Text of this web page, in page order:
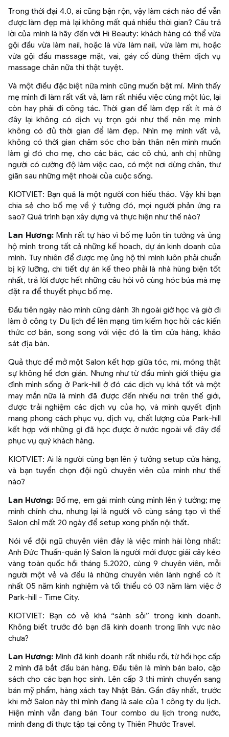
Trong thời đại 4.0, ai cũng bận rộn, vậy làm cách nào để vẫn
được làm đẹp mà lại không mất quá nhiều thời gian? Câu trả
lời của mình là hãy đến với Hi Beauty: khách hàng có thể vừa
gội đầu vừa làm nail, hoặc là vừa làm nail, vừa làm mi, hoặc
vừa gội đầu massage mặt, vai, gáy cổ dùng thêm dịch vụ
massage chân nữa thì thật tuyệt.
Và một điều đặc biệt nữa mình cũng muốn bật mí. Mình thấy
mẹ mình đi làm rất vất vả, làm rất nhiều việc cùng một lúc, lại
còn hay phải đi công tác. Thời gian để làm đẹp rất ít mà ở
đây lại không có dịch vụ trọn gói như thế nên mẹ mình
không có đủ thời gian để làm đẹp. Nhìn mẹ mình vất vả,
không có thời gian chăm sóc cho bản thân nên mình muốn
làm gì đó cho mẹ, cho các bác, các cô chú, anh chị những
người có cường độ làm việc cao, có một nơi dừng chân, thư
giãn sau những mệt nhoài của cuộc sống.
KIOTVIET: Bạn quả là một người con hiếu thảo. Vậy khi bạn
chia sẻ cho bố mẹ về ý tưởng đó, mọi người phản ứng ra
sao? Quá trình bạn xây dựng và thực hiện như thế nào?
Lan Hương: Mình rất tự hào vì bố mẹ luôn tin tưởng và ủng
hộ mình trong tất cả những kế hoach, dự án kinh doanh của
mình. Tuy nhiên để được mẹ ủng hộ thì mình luôn phải chuẩn
bị kỹ lưỡng, chi tiết dự án kế theo phải là nhà hùng biện tốt
nhất, trả lời được hết những câu hỏi vô cùng hóc búa mà mẹ
đặt ra để thuyết phục bố mẹ.
Đầu tiên ngày nào mình cũng dành 3h ngoài giờ học và giờ đi
làm ở công ty Du lịch để lên mạng tìm kiếm học hỏi các kiến
thức cơ bản, song song với việc đó là tìm cửa hàng, khảo
sát địa bàn.
Quả thực để mở một Salon kết hợp giữa tóc, mi, móng thật
sự không hề đơn giản. Nhưng như từ đầu mình giới thiệu gia
đình mình sống ở Park-hill ở đó các dịch vụ khá tốt và một
may mắn nữa là mình đã được đến nhiều nơi trên thế giới,
được trải nghiệm các dịch vụ của họ, và mình quyết định
mang phong cách phục vụ, dịch vụ, chất lượng của Park-hill
kết hợp với những gì đã học được ở nước ngoài về đây để
phục vụ quý khách hàng.
KIOTVIET: Ai là người cùng bạn lên ý tưởng setup cửa hàng,
và bạn tuyển chọn đội ngũ chuyên viên của mình như thế
nào?
Lan Hương: Bố mẹ, em gái mình cùng mình lên ý tưởng; mẹ
mình chỉnh chu, nhưng lại là người vô cùng sáng tạo vì thế
Salon chỉ mất 20 ngày để setup xong phần nội thất.
Nói về đội ngũ chuyên viên đây là việc mình hài lòng nhất:
Anh Đức Thuấn-quản lý Salon là người mới được giải cây kéo
vàng toàn quốc hồi tháng 5.2020, cùng 9 chuyên viên, mỗi
người một vẻ và đều là những chuyên viên lành nghề có ít
nhất 05 năm kinh nghiệm và tối thiểu có 03 năm làm việc ở
Park-hill - Time City.
KIOTVIET: Bạn có vẻ khá “sành sỏi” trong kinh doanh.
Không biết trước đó bạn đã kinh doanh trong lĩnh vực nào
chưa?
Lan Hương: Mình đã kinh doanh rất nhiều rồi, từ hồi học cấp
2 mình đã bắt đầu bán hàng. Đầu tiên là mình bán balo, cặp
sách cho các bạn học sinh. Lên cấp 3 thì mình chuyển sang
bán mỹ phẩm, hàng xách tay Nhật Bản. Gần đây nhất, trước
khi mở Salon này thì mình đang là sale của 1 công ty du lịch.
Hiện mình vẫn đang bán Tour combo du lịch trong nước,
mình đang đi thực tập tại công ty Thiên Phước Travel.